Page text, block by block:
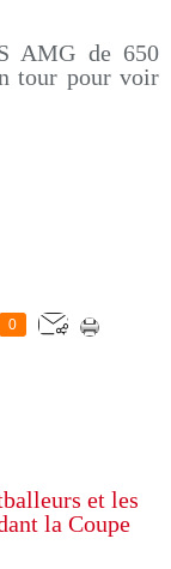
AMG de 650
tour pour voir
0